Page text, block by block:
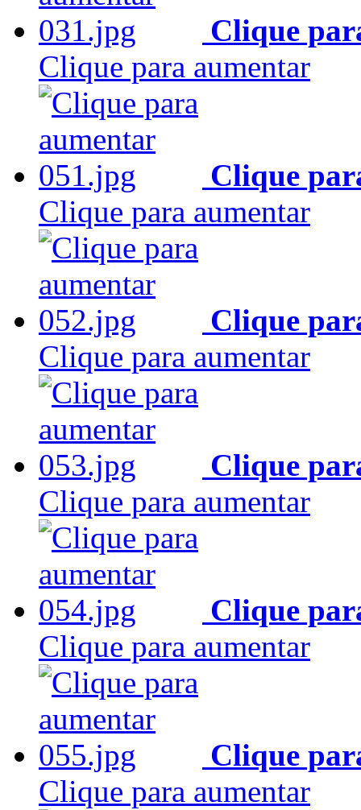
Clique
Clique para aumentar
Clique
Clique para aumentar
Clique
Clique para aumentar
Clique
Clique para aumentar
Clique
Clique para aumentar
Clique
Clique para aumentar